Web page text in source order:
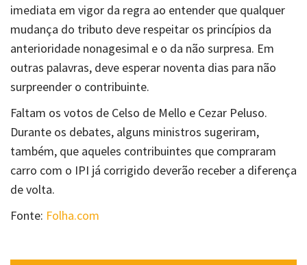
imediata em vigor da regra ao entender que qualquer
mudança do tributo deve respeitar os princípios da
anterioridade nonagesimal e o da não surpresa. Em
outras palavras, deve esperar noventa dias para não
surpreender o contribuinte.
Faltam os votos de Celso de Mello e Cezar Peluso.
Durante os debates, alguns ministros sugeriram,
também, que aqueles contribuintes que compraram
carro com o IPI já corrigido deverão receber a diferença
de volta.
Fonte: Folha.com